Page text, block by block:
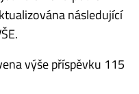
následující
výše příspěvku 115